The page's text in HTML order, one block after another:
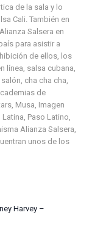
de la sala y lo
Cali. También en
Salsera en
para asistir a
de ellos, los
línea, salsa cubana,
cha cha cha,
de
Musa, Imagen
Paso Latino,
Alianza Salsera,
unos de los
Harvey –